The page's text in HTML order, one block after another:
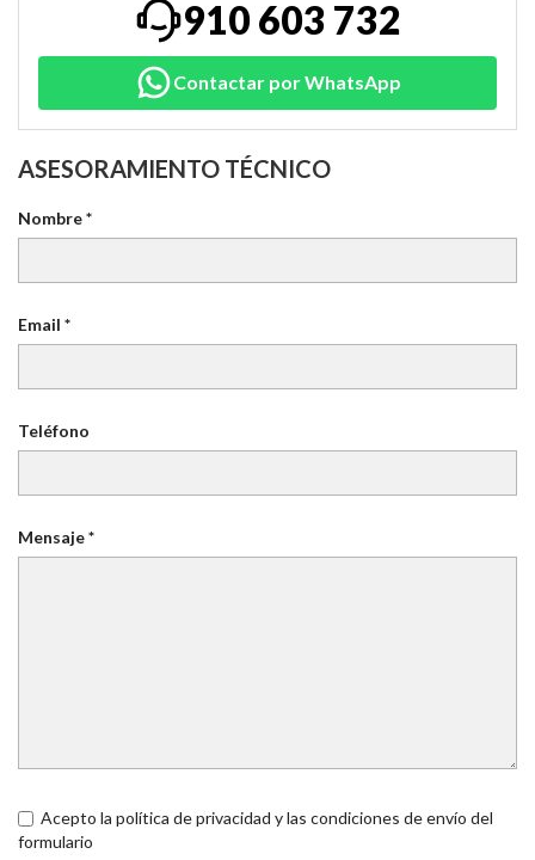
910 603 732
Contactar por WhatsApp
ASESORAMIENTO TÉCNICO
Nombre *
Email *
Teléfono
Mensaje *
Acepto la política de privacidad y las condiciones de envío del
formulario